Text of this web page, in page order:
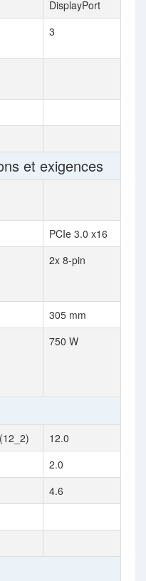
DisplayPort
3
et exigences
PCIe 3.0 x16
2x 8-pin
305 mm
750 W
12.0
2.0
4.6